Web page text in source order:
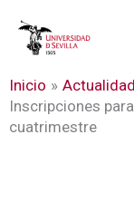
Inicio
Actualidad
Inscripciones
cuatrimestre